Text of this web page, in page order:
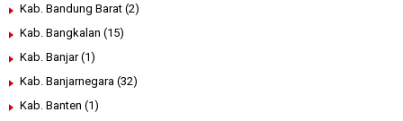
Kab. Bandung Barat (2)
Kab. Bangkalan (15)
Kab. Banjar (1)
Kab. Banjarnegara (32)
Kab. Banten (1)